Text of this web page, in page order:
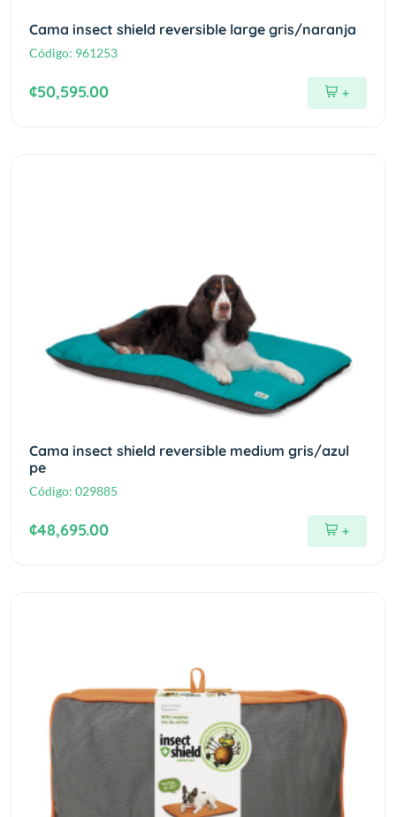
Cama insect shield reversible large gris/naranja
Código: 961253
¢50,595.00 +
Cama insect shield reversible medium gris/azul
pe
Código: 029885
¢48,695.00 +